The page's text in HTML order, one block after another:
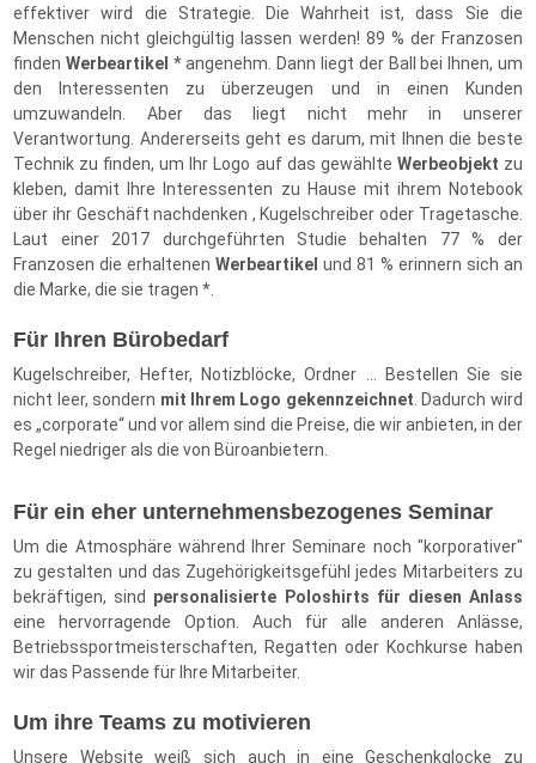
effektiver wird die Strategie. Die Wahrheit ist, dass Sie die
Menschen nicht gleichgültig lassen werden! 89 % der Franzosen
finden Werbeartikel * angenehm. Dann liegt der Ball bei Ihnen, um
den Interessenten zu überzeugen und in einen Kunden
umzuwandeln. Aber das liegt nicht mehr in unserer
Verantwortung. Andererseits geht es darum, mit Ihnen die beste
Technik zu finden, um Ihr Logo auf das gewählte Werbeobjekt zu
kleben, damit Ihre Interessenten zu Hause mit ihrem Notebook
über ihr Geschäft nachdenken , Kugelschreiber oder Tragetasche.
Laut einer 2017 durchgeführten Studie behalten 77 % der
Franzosen die erhaltenenWerbeartikel und 81 % erinnern sich an
die Marke, die sie tragen *.
Für Ihren Bürobedarf
Kugelschreiber, Hefter, Notizblöcke, Ordner ... Bestellen Sie sie
nicht leer, sondern mit Ihrem Logo gekennzeichnet . Dadurch wird
es „corporate“ und vor allem sind die Preise, die wir anbieten, in der
Regel niedriger als die von Büroanbietern.
Für ein eher unternehmensbezogenes Seminar
Um die Atmosphäre während Ihrer Seminare noch "korporativer"
zu gestalten und das Zugehörigkeitsgefühl jedes Mitarbeiters zu
bekräftigen, sind personalisierte Poloshirts für diesen Anlass
eine hervorragende Option. Auch für alle anderen Anlässe,
Betriebssportmeisterschaften, Regatten oder Kochkurse haben
wir das Passende für Ihre Mitarbeiter.
Um ihre Teams zu motivieren
Unsere Website weiß sich auch in eine Geschenkglocke zu